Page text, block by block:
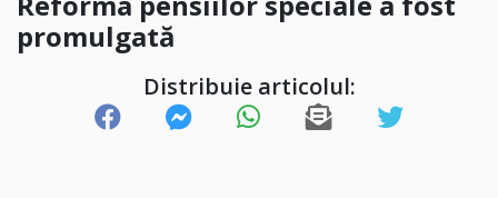
promulgată
Distribuie articolul: